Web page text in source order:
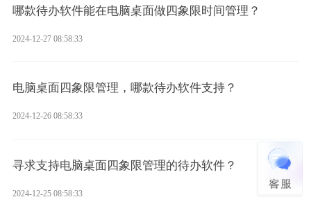
哪款待办软件能在电脑桌面做四象限时间管理？
2024-12-27 08:58:33
电脑桌面四象限管理，哪款待办软件支持？
2024-12-26 08:58:33
寻求支持电脑桌面四象限管理的待办软件？
2024-12-25 08:58:33